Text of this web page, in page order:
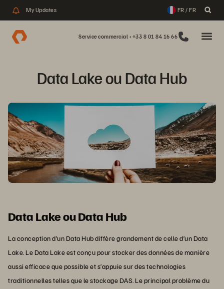
My Updates FR / FR
Service commercial : +33 8 01 84 16 66
Data Lake ou Data Hub
Data Lake ou Data Hub
La conception d’un Data Hub diffère grandement de celle d’un Data
Lake. Le Data Lake est conçu pour stocker des données de manière
aussi efficace que possible et s’appuie sur des technologies
traditionnelles telles que le stockage DAS. Le principal problème du